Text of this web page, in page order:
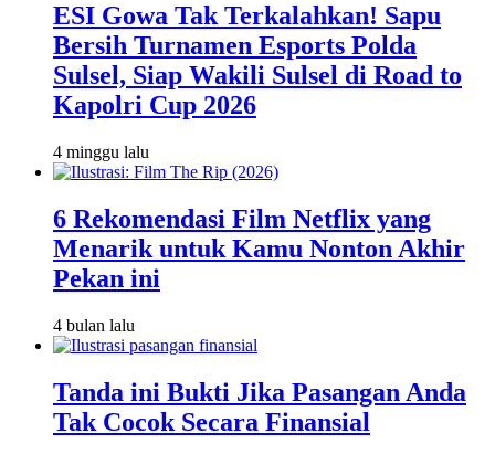
ESI Gowa Tak Terkalahkan! Sapu
Bersih Turnamen Esports Polda
Sulsel, Siap Wakili Sulsel di Road to
Kapolri Cup 2026
4 minggu lalu
6 Rekomendasi Film Netflix yang
Menarik untuk Kamu Nonton Akhir
Pekan ini
4 bulan lalu
Tanda ini Bukti Jika Pasangan Anda
Tak Cocok Secara Finansial